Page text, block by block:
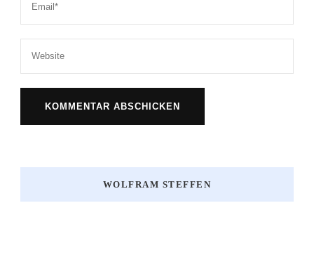
WOLFRAM STEFFEN